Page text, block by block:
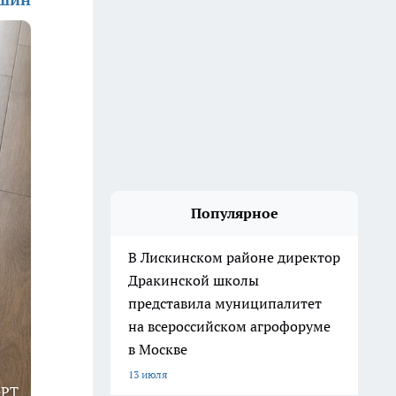
Популярное
В Лискинском районе директор
Дракинской школы
представила муниципалитет
на всероссийском агрофоруме
в Москве
13 июля